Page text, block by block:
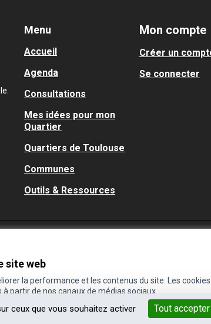
ceux que vous souhaitez activer Tout accepter
site web
la performance et les contenus du site. Les
partir de nos canaux de médias sociaux.
Menu
Accueil
Agenda
Consultations
Mes idées pour mon
Quartier
Quartiers de Toulouse
Communes
Outils & Ressources
Mon compte
Créer un
Se connecter